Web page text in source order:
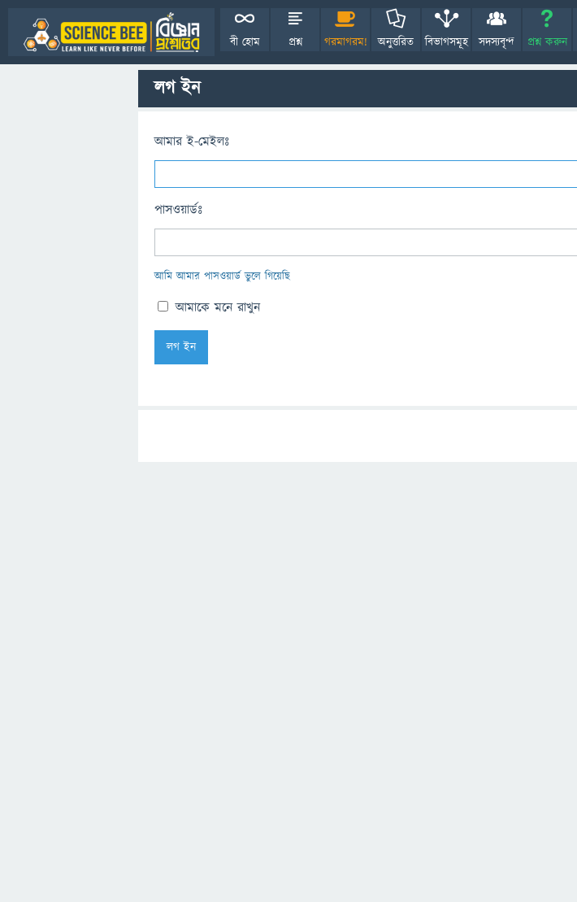
বী হোম প্রশ্ন গরমাগরম! অনুত্তরিত বিভাগসমূহ সদস্যবৃন্দ প্রশ্ন করুন
লগ ইন
আমার ই-মেইলঃ
পাসওয়ার্ডঃ
আমি আমার পাসওয়ার্ড ভুলে গিয়েছি
আমাকে মনে রাখুন